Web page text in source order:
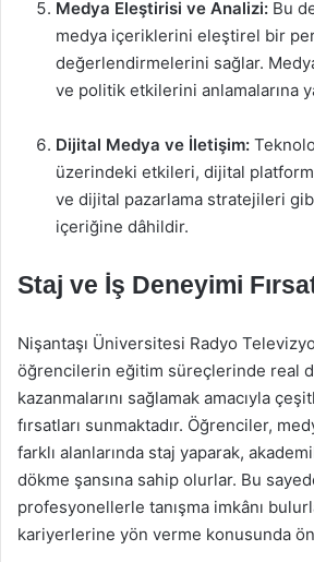
Medya Eleştirisi ve Analizi: Bu
medya içeriklerini eleştirel bir
değerlendirmelerini sağlar.
ve politik etkilerini anlamalarına
Dijital Medya ve İletişim:
üzerindeki etkileri, dijital
ve dijital pazarlama stratejileri
içeriğine dâhildir.
Staj ve İş Deneyimi
Nişantaşı Üniversitesi Radyo
öğrencilerin eğitim süreçlerinde real
kazanmalarını sağlamak amacıyla
fırsatları sunmaktadır. Öğrenciler,
farklı alanlarında staj yaparak,
dökme şansına sahip olurlar. Bu
profesyonellerle tanışma imkânı
kariyerlerine yön verme konusunda